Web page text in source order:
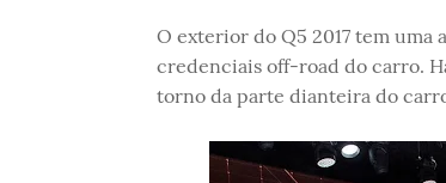
O exterior do Q5 2017 tem uma
credenciais off-road do carro.
torno da parte dianteira do